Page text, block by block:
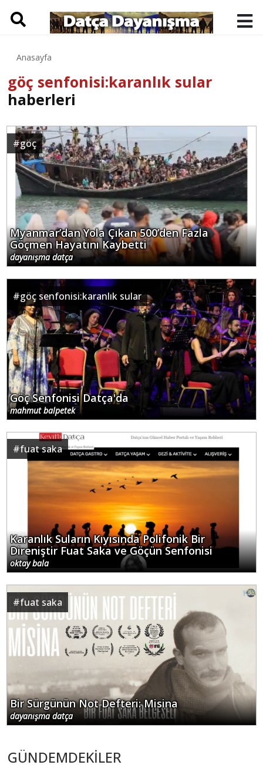
Anasayfa
göç senfonisi:karanlık sular
haberleri
#göç
Myanmar’dan Yola Çıkan 500’den Fazla
Göçmen Hayatını Kaybetti
dayanışma datça
#göç senfonisi:karanlık sular
Göç Senfonisi Datça'da
mahmut balpetek
#fuat saka
Karanlık Suların Kıyısında Polifonik Bir
Direniştir Fuat Saka ve Göçün Senfonisi
oktay bala
#fuat saka
Bir Sürgünün Not Defteri: Misina
dayanışma datça
GÜNDEMDEKİLER